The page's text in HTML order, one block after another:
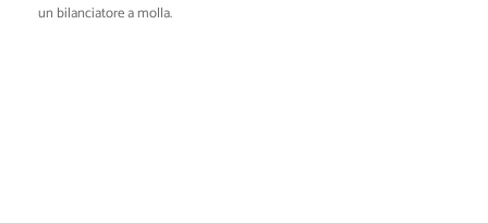
un bilanciatore a molla.